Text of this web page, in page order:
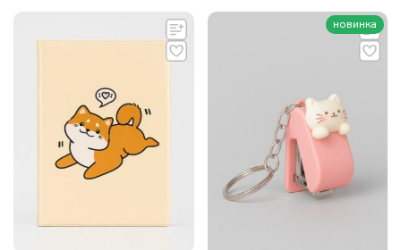
новинка